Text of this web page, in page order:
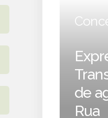
de
Rua